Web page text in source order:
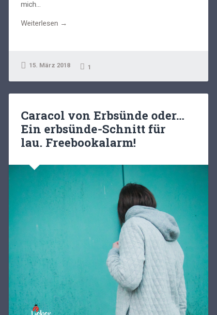
mich...
Weiterlesen →
15. März 2018 1
Caracol von Erbsünde oder…
Ein erbsünde-Schnitt für
lau. Freebookalarm!